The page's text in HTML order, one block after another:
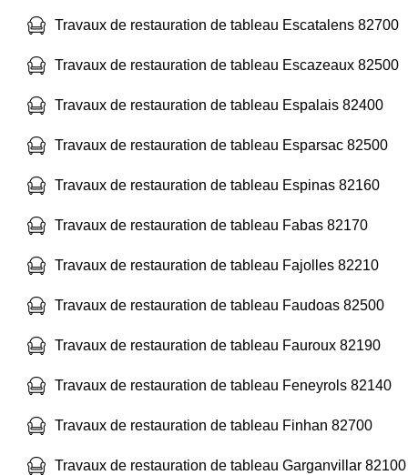
Travaux de restauration de tableau Escatalens 82700
Travaux de restauration de tableau Escazeaux 82500
Travaux de restauration de tableau Espalais 82400
Travaux de restauration de tableau Esparsac 82500
Travaux de restauration de tableau Espinas 82160
Travaux de restauration de tableau Fabas 82170
Travaux de restauration de tableau Fajolles 82210
Travaux de restauration de tableau Faudoas 82500
Travaux de restauration de tableau Fauroux 82190
Travaux de restauration de tableau Feneyrols 82140
Travaux de restauration de tableau Finhan 82700
Travaux de restauration de tableau Garganvillar 82100